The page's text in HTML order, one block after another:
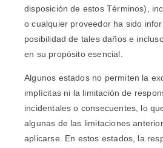
disposición de estos Términos),
o cualquier proveedor ha sido
posibilidad de tales daños e
en su propósito esencial.
Algunos estados no permiten la
implícitas ni la limitación de
incidentales o consecuentes, lo
algunas de las limitaciones
aplicarse. En estos estados, la